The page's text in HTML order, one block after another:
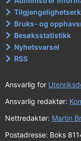
Bruks- og
Besøksstatistikk
Nyhetsvarsel
RSS
Ansvarlig for
Ansvarlig redaktør:
Nettredaktør: Martin
Postadresse: Boks